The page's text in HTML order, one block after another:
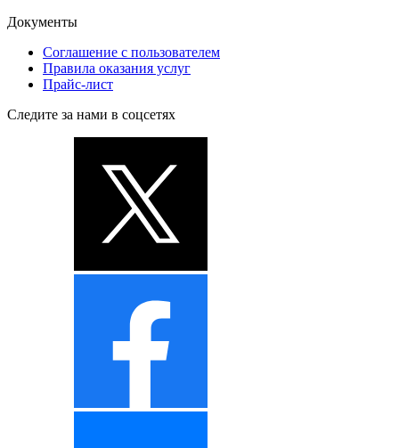
Документы
Соглашение с пользователем
Правила оказания услуг
Прайс-лист
Следите за нами в соцсетях